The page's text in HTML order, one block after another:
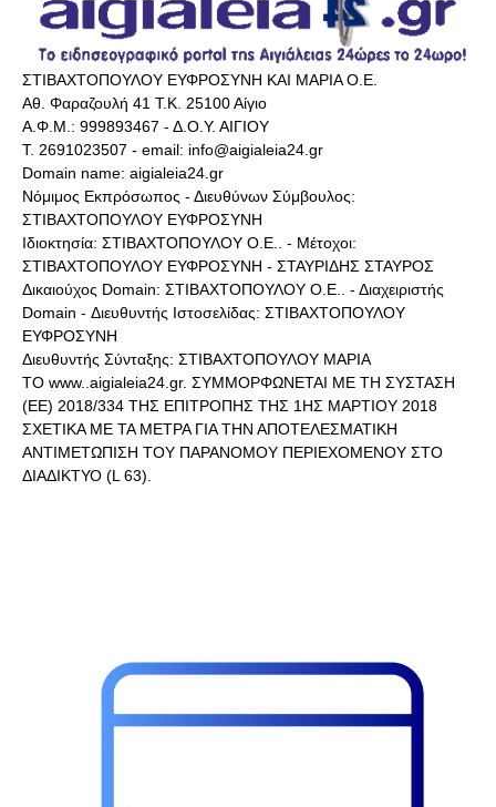
ΣΤΙΒΑΧΤΟΠΟΥΛΟΥ ΕΥΦΡΟΣΥΝΗ ΚΑΙ ΜΑΡΙΑ Ο.Ε.
Αθ. Φαραζουλή 41 Τ.Κ. 25100 Αίγιο
Α.Φ.Μ.: 999893467 - Δ.Ο.Υ. ΑΙΓΙΟΥ
Τ. 2691023507 - email: info@aigialeia24.gr
Domain name: aigialeia24.gr
Νόμιμος Εκπρόσωπος - Διευθύνων Σύμβουλος:
ΣΤΙΒΑΧΤΟΠΟΥΛΟΥ ΕΥΦΡΟΣΥΝΗ
Ιδιοκτησία: ΣΤΙΒΑΧΤΟΠΟΥΛΟΥ Ο.Ε.. - Μέτοχοι:
ΣΤΙΒΑΧΤΟΠΟΥΛΟΥ ΕΥΦΡΟΣΥΝΗ - ΣΤΑΥΡΙΔΗΣ ΣΤΑΥΡΟΣ
Δικαιούχος Domain: ΣΤΙΒΑΧΤΟΠΟΥΛΟΥ Ο.Ε.. - Διαχειριστής
Domain - Διευθυντής Ιστοσελίδας: ΣΤΙΒΑΧΤΟΠΟΥΛΟΥ
ΕΥΦΡΟΣΥΝΗ
Διευθυντής Σύνταξης: ΣΤΙΒΑΧΤΟΠΟΥΛΟΥ ΜΑΡΙΑ
ΤΟ www..aigialeia24.gr. ΣΥΜΜΟΡΦΩΝΕΤΑΙ ΜΕ ΤΗ ΣΥΣΤΑΣΗ
(ΕΕ) 2018/334 ΤΗΣ ΕΠΙΤΡΟΠΗΣ ΤΗΣ 1ΗΣ ΜΑΡΤΙΟΥ 2018
ΣΧΕΤΙΚΑ ΜΕ ΤΑ ΜΕΤΡΑ ΓΙΑ ΤΗΝ ΑΠΟΤΕΛΕΣΜΑΤΙΚΗ
ΑΝΤΙΜΕΤΩΠΙΣΗ ΤΟΥ ΠΑΡΑΝΟΜΟΥ ΠΕΡΙΕΧΟΜΕΝΟΥ ΣΤΟ
ΔΙΑΔΙΚΤΥΟ (L 63).